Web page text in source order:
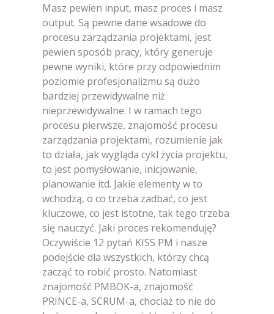
Masz pewien input, masz proces i masz
output. Są pewne dane wsadowe do
procesu zarządzania projektami, jest
pewien sposób pracy, który generuje
pewne wyniki, które przy odpowiednim
poziomie profesjonalizmu są dużo
bardziej przewidywalne niż
nieprzewidywalne. I w ramach tego
procesu pierwsze, znajomość procesu
zarządzania projektami, rozumienie jak
to działa, jak wygląda cykl życia projektu,
to jest pomysłowanie, inicjowanie,
planowanie itd. Jakie elementy w to
wchodzą, o co trzeba zadbać, co jest
kluczowe, co jest istotne, tak tego trzeba
się nauczyć. Jaki proces rekomenduję?
Oczywiście 12 pytań KISS PM i nasze
podejście dla wszystkich, którzy chcą
zacząć to robić prosto. Natomiast
znajomość PMBOK-a, znajomość
PRINCE-a, SCRUM-a, chociaż to nie do